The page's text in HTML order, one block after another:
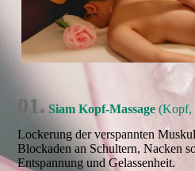
01. Siam Kopf-Massage (Kopf,
Lockerung der verspannten
Blockaden an Schultern, Nacken
Entspannung und Gelassenheit.